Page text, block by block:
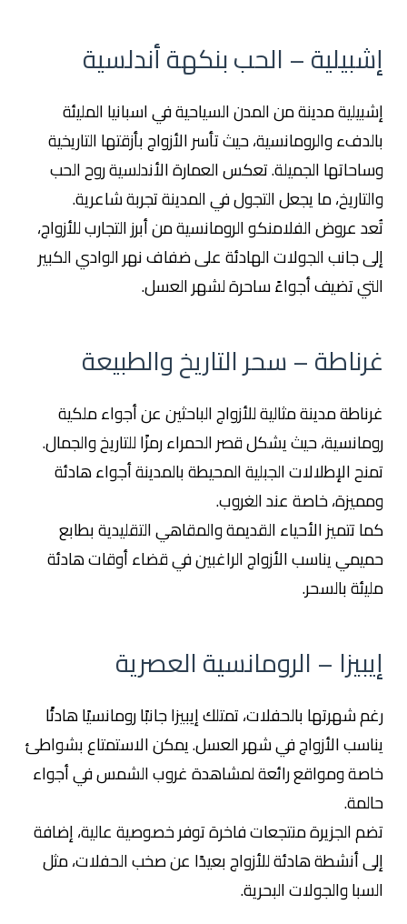
إشبيلية – الحب بنكهة أندلسية
إشبيلية مدينة من المدن السياحية في اسبانيا المليئة
بالدفء والرومانسية، حيث تأسر الأزواج بأزقتها التاريخية
وساحاتها الجميلة. تعكس العمارة الأندلسية روح الحب
والتاريخ، ما يجعل التجول في المدينة تجربة شاعرية.
تُعد عروض الفلامنكو الرومانسية من أبرز التجارب للأزواج،
إلى جانب الجولات الهادئة على ضفاف نهر الوادي الكبير
التي تضيف أجواءً ساحرة لشهر العسل.
غرناطة – سحر التاريخ والطبيعة
غرناطة مدينة مثالية للأزواج الباحثين عن أجواء ملكية
رومانسية، حيث يشكل قصر الحمراء رمزًا للتاريخ والجمال.
تمنح الإطلالات الجبلية المحيطة بالمدينة أجواء هادئة
ومميزة، خاصة عند الغروب.
كما تتميز الأحياء القديمة والمقاهي التقليدية بطابع
حميمي يناسب الأزواج الراغبين في قضاء أوقات هادئة
مليئة بالسحر.
إيبيزا – الرومانسية العصرية
رغم شهرتها بالحفلات، تمتلك إيبيزا جانبًا رومانسيًا هادئًا
يناسب الأزواج في شهر العسل. يمكن الاستمتاع بشواطئ
خاصة ومواقع رائعة لمشاهدة غروب الشمس في أجواء
حالمة.
تضم الجزيرة منتجعات فاخرة توفر خصوصية عالية، إضافة
إلى أنشطة هادئة للأزواج بعيدًا عن صخب الحفلات، مثل
السبا والجولات البحرية.